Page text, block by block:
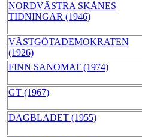
NORDVÄSTRA SKÅNES
TIDNINGAR (1946)
VÄSTGÖTADEMOKRATEN
(1926)
FINN SANOMAT (1974)
GT (1967)
DAGBLADET (1955)